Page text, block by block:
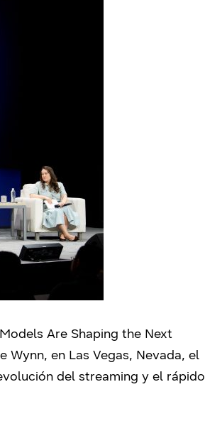
Are Shaping the Next
Wynn, en Las Vegas, Nevada, el
del streaming y el rápido